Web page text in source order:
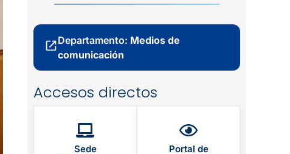
Departamento: Medios de
comunicación
Accesos directos
Sede
Portal de